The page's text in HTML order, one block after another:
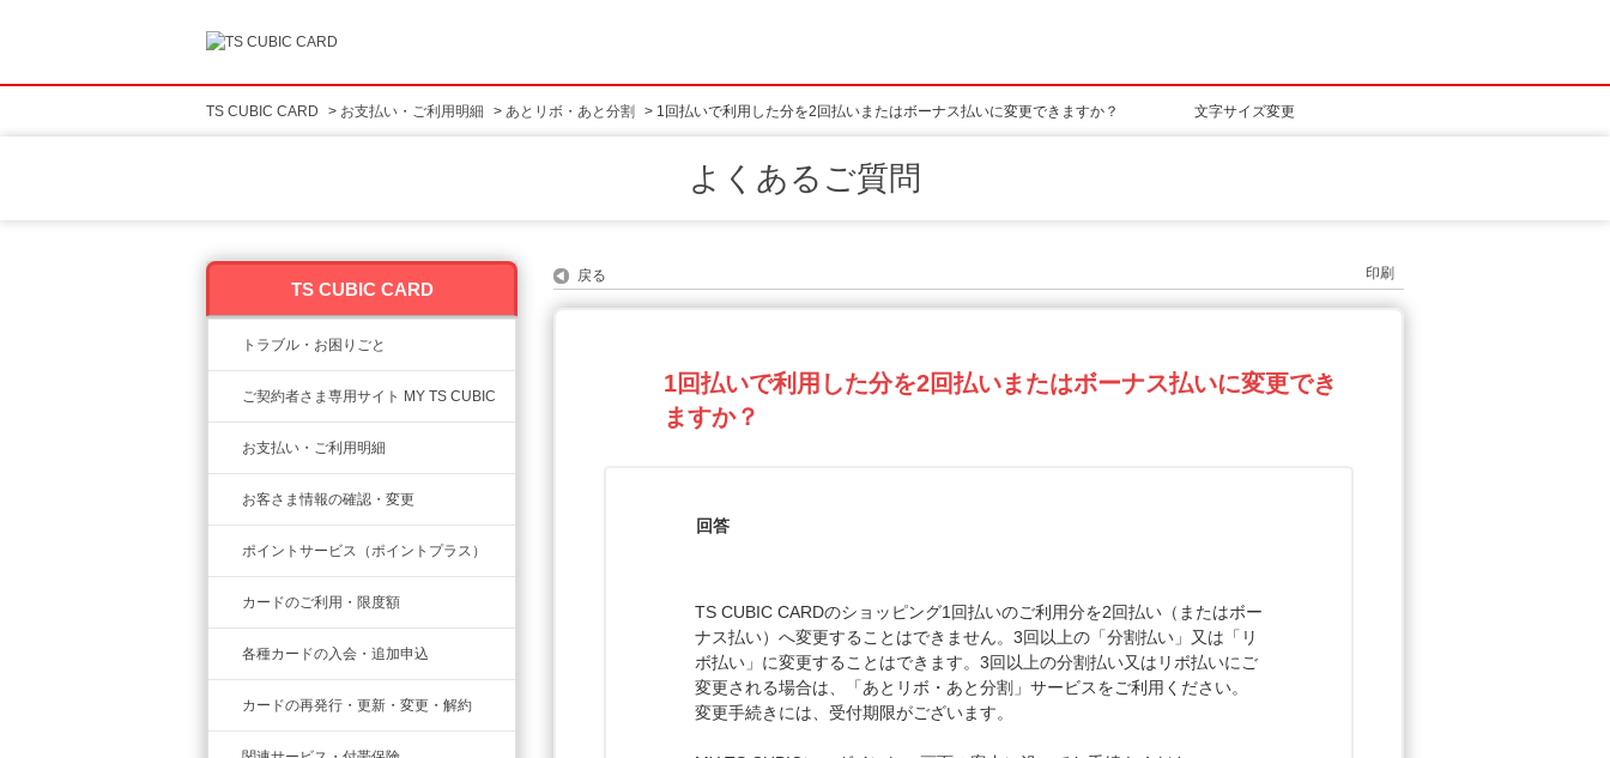
文字サイズ変更
TS CUBIC CARD > お支払い・ご利用明細 > あとリボ・あと分割 > 1回払いで利用した分を2回払いまたはボーナス払いに変更できますか？
TS CUBIC CARD
トラブル・お困りごと
ご契約者さま専用サイト MY TS CUBIC
お支払い・ご利用明細
お客さま情報の確認・変更
ポイントサービス（ポイントプラス）
カードのご利用・限度額
各種カードの入会・追加申込
カードの再発行・更新・変更・解約
よくあるご質問
戻る 印刷
1回払いで利用した分を2回払いまたはボーナス払いに変更でき
ますか？
回答
TS CUBIC CARDのショッピング1回払いのご利用分を2回払い（またはボー
ナス払い）へ変更することはできません。3回以上の「分割払い」又は「リ
ボ払い」に変更することはできます。3回以上の分割払い又はリボ払いにご
変更される場合は、「あとリボ・あと分割」サービスをご利用ください。
変更手続きには、受付期限がございます。